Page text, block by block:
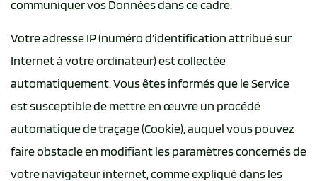
communiquer vos Données dans ce cadre.
Votre adresse IP (numéro d’identification attribué sur
Internet à votre ordinateur) est collectée
automatiquement. Vous êtes informés que le Service
est susceptible de mettre en œuvre un procédé
automatique de traçage (Cookie), auquel vous pouvez
faire obstacle en modifiant les paramètres concernés de
votre navigateur internet, comme expliqué dans les